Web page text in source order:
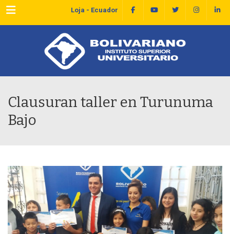
Menu Loja - Ecuador
Clausuran taller en Turunuma
Bajo